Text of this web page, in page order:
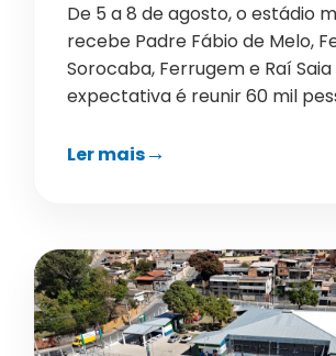
De 5 a 8 de agosto, o estádio
recebe Padre Fábio de Melo,
Sorocaba, Ferrugem e Raí Saia
expectativa é reunir 60 mil
Ler mais